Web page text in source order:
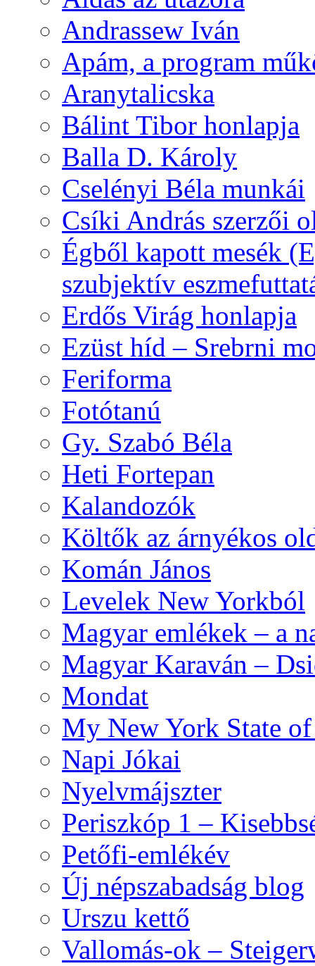
Andrassew Iván
Apám, a program
Aranytalicska
Bálint Tibor honlapja
Balla D. Károly
Cselényi Béla munkái
Csíki András szerzői
Égből kapott mesék
szubjektív
Erdős Virág honlapja
Ezüst híd – Srebrni
Feriforma
Fotótanú
Gy. Szabó Béla
Heti Fortepan
Kalandozók
Költők az árnyékos
Komán János
Levelek New Yorkból
Magyar emlékek – a
Magyar Karaván –
Mondat
My New York State
Napi Jókai
Nyelvmájszter
Periszkóp 1 –
Petőfi-emlékév
Új népszabadság blog
Urszu kettő
Vallomás-ok –